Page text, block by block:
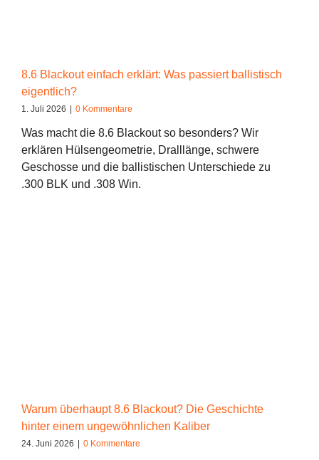
8.6 Blackout einfach erklärt: Was passiert ballistisch
eigentlich?
1. Juli 2026 | 0 Kommentare
Was macht die 8.6 Blackout so besonders? Wir
erklären Hülsengeometrie, Dralllänge, schwere
Geschosse und die ballistischen Unterschiede zu
.300 BLK und .308 Win.
Warum überhaupt 8.6 Blackout? Die Geschichte
hinter einem ungewöhnlichen Kaliber
24. Juni 2026 0 Kommentare